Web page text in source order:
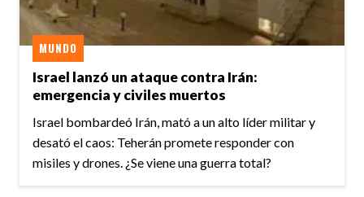
Israel lanzó un ataque contra Irán:
emergencia y civiles muertos
MUNDO
Israel bombardeó Irán, mató a un alto líder militar y
desató el caos: Teherán promete responder con
misiles y drones. ¿Se viene una guerra total?